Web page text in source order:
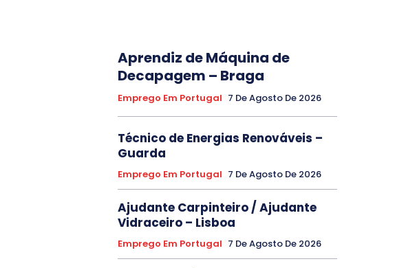
Aprendiz de Máquina de
Decapagem – Braga
Emprego Em Portugal 7 De Agosto De 2026
Técnico de Energias Renováveis –
Guarda
Emprego Em Portugal 7 De Agosto De 2026
Ajudante Carpinteiro / Ajudante
Vidraceiro – Lisboa
Emprego Em Portugal 7 De Agosto De 2026